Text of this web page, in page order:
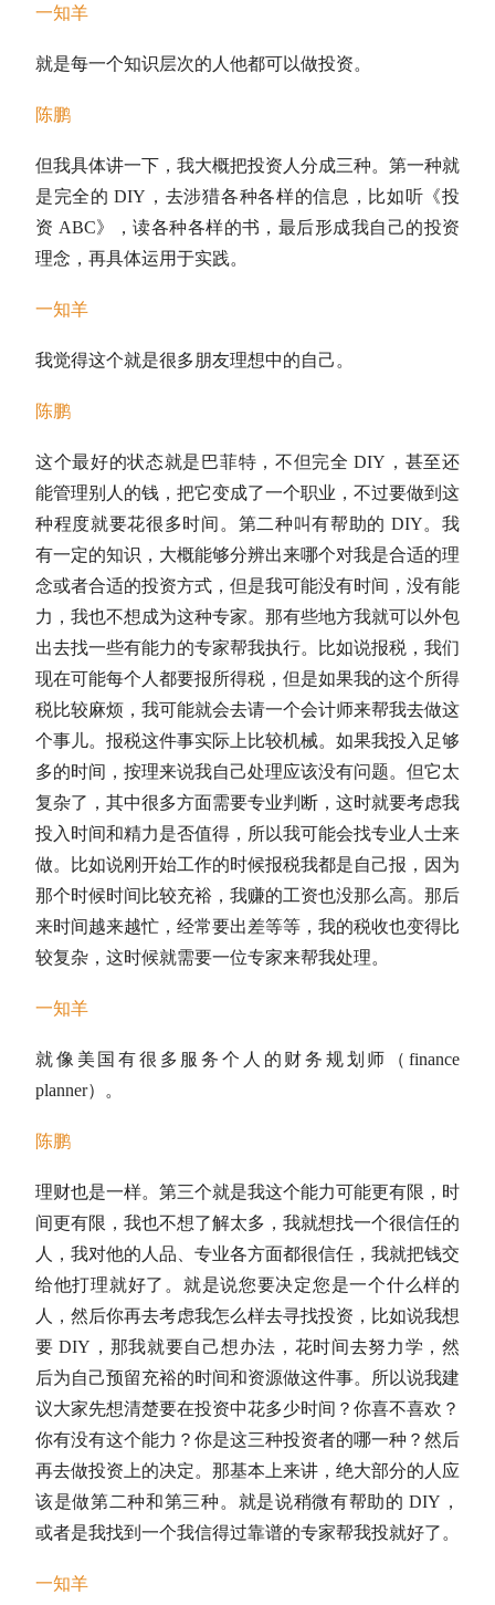
一知羊
就是每一个知识层次的人他都可以做投资。
陈鹏
但我具体讲一下，我大概把投资人分成三种。第一种就
是完全的 DIY，去涉猎各种各样的信息，比如听《投
资 ABC》，读各种各样的书，最后形成我自己的投资
理念，再具体运用于实践。
一知羊
我觉得这个就是很多朋友理想中的自己。
陈鹏
这个最好的状态就是 巴菲特 ，不但完全 DIY，甚至还
能管理别人的钱，把它变成了一个职业，不过要做到这
种程度就要花很多时间。第二种叫有帮助的 DIY。我
有一定的知识，大概能够分辨出来哪个对我是合适的理
念或者合适的投资方式，但是我可能没有时间，没有能
力，我也不想成为这种专家。那有些地方我就可以外包
出去找一些有能力的专家帮我执行。比如说报税，我们
现在可能每个人都要报所得税，但是如果我的这个所得
税比较麻烦，我可能就会去请一个会计师来帮我去做这
个事儿。报税这件事实际上比较机械。如果我投入足够
多的时间，按理来说我自己处理应该没有问题。但它太
复杂了，其中很多方面需要专业判断，这时就要考虑我
投入时间和精力是否值得，所以我可能会找专业人士来
做。比如说刚开始工作的时候报税我都是自己报，因为
那个时候时间比较充裕，我赚的工资也没那么高。那后
来时间越来越忙，经常要出差等等，我的税收也变得比
较复杂，这时候就需要一位专家来帮我处理。
一知羊
就像美国有很多服务个人的财务规划师（finance
planner）。
陈鹏
理财也是一样。第三个就是我这个能力可能更有限，时
间更有限，我也不想了解太多，我就想找一个很信任的
人，我对他的人品、专业各方面都很信任，我就把钱交
给他打理就好了。就是说您要决定您是一个什么样的
人，然后你再去考虑我怎么样去寻找投资，比如说我想
要 DIY，那我就要自己想办法，花时间去努力学，然
后为自己预留充裕的时间和资源做这件事。所以说我建
议大家先想清楚要在投资中花多少时间？你喜不喜欢？
你有没有这个能力？你是这三种投资者的哪一种？然后
再去做投资上的决定。那基本上来讲，绝大部分的人应
该是做第二种和第三种。就是说稍微有帮助的 DIY，
或者是我找到一个我信得过靠谱的专家帮我投就好了。
一知羊